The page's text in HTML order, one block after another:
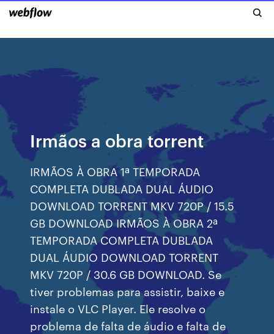
Irmãos a obra torrent
IRMÃOS À OBRA 1ª TEMPORADA
COMPLETA DUBLADA DUAL ÁUDIO
DOWNLOAD TORRENT MKV 720P / 15.5
GB DOWNLOAD IRMÃOS À OBRA 2ª
TEMPORADA COMPLETA DUBLADA
DUAL ÁUDIO DOWNLOAD TORRENT
MKV 720P / 30.6 GB DOWNLOAD. Se
tiver problemas para assistir, baixe e
instale o VLC Player. Ele resolve o
problema de falta de áudio e falta de